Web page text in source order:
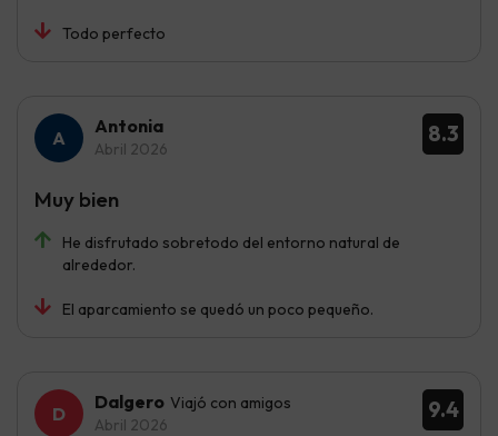
Todo perfecto
8.3
Antonia
Abril 2026
He disfrutado sobretodo del entorno natural de
alrededor.
El aparcamiento se quedó un poco pequeño.
Muy bien
9.4
Dalgero Viajó con amigos
Abril 2026